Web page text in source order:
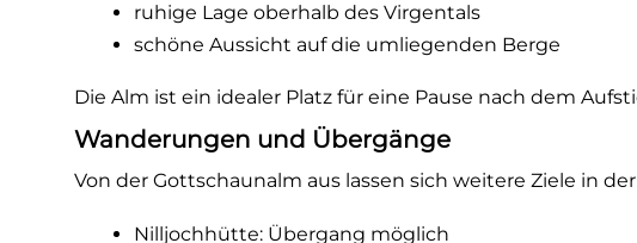
ruhige Lage oberhalb des Virgentals
schöne Aussicht auf die umliegenden Berge
Die Alm ist ein idealer Platz für eine Pause nach dem
Wanderungen und Übergänge
Von der Gottschaunalm aus lassen sich weitere Ziele in
Nilljochhütte: Übergang möglich